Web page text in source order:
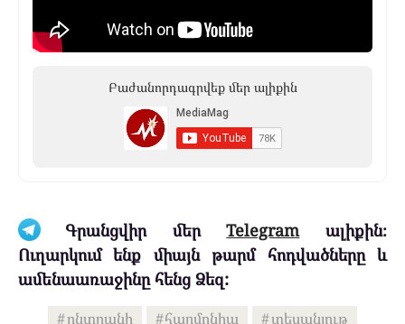
Բաժանորդագրվեք մեր ալիքին
Գրանցվիր մերTelegramալիքին։
Ուղարկում ենք միայն թարմ հոդվածները և
ամենաառաջինը հենց Ձեզ:
ընտրանի հարմոնիա տեսանյութ